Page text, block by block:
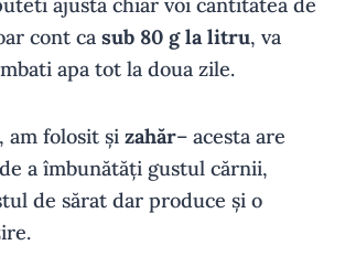
ajusta chiar voi cantitatea de
cont ca sub 80 g la litru, va
apa tot la doua zile.
am folosit și zahăr– acesta are
a îmbunătăți gustul cărnii,
de sărat dar produce și o